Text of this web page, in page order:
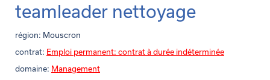
teamleader nettoyage
région: Mouscron
contrat: Emploi permanent: contrat à durée indéterminée
domaine: Management